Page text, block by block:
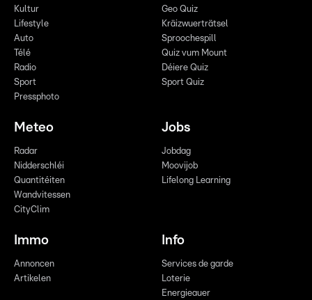
Kultur
Lifestyle
Auto
Télé
Radio
Sport
Pressphoto
Geo Quiz
Kräizwuerträtsel
Sproochespill
Quiz vum Mount
Déiere Quiz
Sport Quiz
Meteo
Radar
Nidderschléi
Quantitéiten
Wandvitessen
CityClim
Jobs
Jobdag
Moovijob
Lifelong Learning
Immo
Annoncen
Artikelen
Info
Services de garde
Loterie
Energieauer